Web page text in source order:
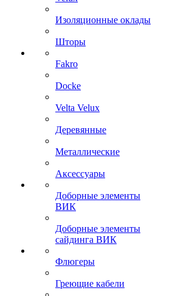
Изоляционные оклады
Шторы
Fakro
Docke
Velta Velux
Деревянные
Металлические
Аксессуары
Доборные элементы
ВИК
Доборные элементы
сайдинга ВИК
Флюгеры
Греющие кабели